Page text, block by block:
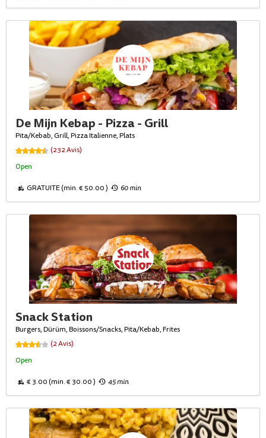
De Mijn Kebap - Pizza - Grill
Pita/Kebab, Grill, Pizza Italienne, Plats
(232 Avis)
Open
GRATUITE (min. € 50.00 ) 60 min
Snack Station
Burgers, Dürüm, Boissons/Snacks, Pita/Kebab, Frites
(2 Avis)
Open
€ 3.00 (min. € 30.00 ) 45 min